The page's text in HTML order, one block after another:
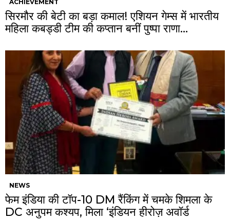
ACHIEVEMENT
सिरमौर की बेटी का बड़ा कमाल! एशियन गेम्स में भारतीय
महिला कबड्डी टीम की कप्तान बनीं पुष्पा राणा…
NEWS
फेम इंडिया की टॉप-10 DM रैंकिंग में चमके शिमला के
DC अनुपम कश्यप, मिला ‘इंडियन हीरोज़ अवॉर्ड